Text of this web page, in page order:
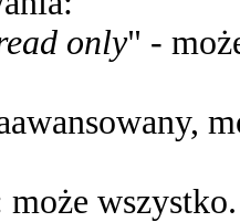
only" -
wszystko.